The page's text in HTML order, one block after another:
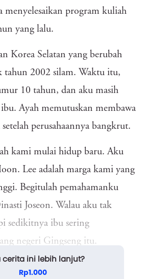
menyelesaikan program kuliah
yang lalu.
Korea Selatan yang berubah
tahun 2002 silam. Waktu itu,
10 tahun, dan aku masih
Ayah memutuskan membawa
perusahaannya bangkrut.
kami mulai hidup baru. Aku
Lee adalah marga kami yang
Begitulah pemahamanku
Joseon. Walau aku tak
sedikitnya ibu sering
negeri Gingseng itu.
ganteng. Tubuhnya ideal,
cerita ini lebih lanjut?
Rp1.000